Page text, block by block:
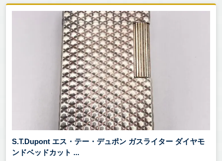
S.T.Dupont エス・テー・デュポン ガスライター ダイヤモ
ンドベッドカット ...